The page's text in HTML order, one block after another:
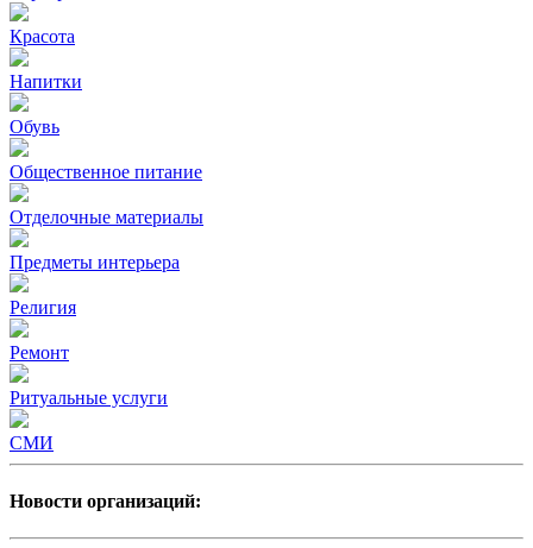
Красота
Напитки
Обувь
Общественное питание
Отделочные материалы
Предметы интерьера
Религия
Ремонт
Ритуальные услуги
СМИ
Новости организаций: